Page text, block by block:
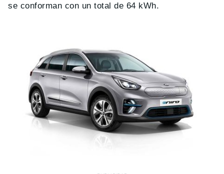
se conforman con un total de 64 kWh.